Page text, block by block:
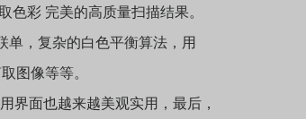
色彩 完美的高质量扫描结果。
单，复杂的白色平衡算法，用
图像等等。
界面也越来越美观实用，最后，